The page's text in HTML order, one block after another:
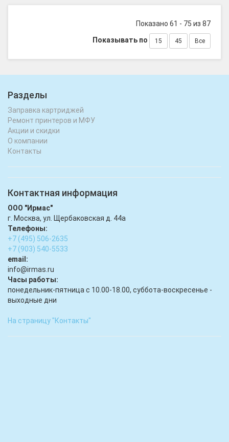
Показано 61 - 75 из 87
Показывать по
15 45 Все
Разделы
Заправка картриджей
Ремонт принтеров и МФУ
Акции и скидки
О компании
Контакты
Контактная информация
ООО "Ирмас"
г. Москва, ул. Щербаковская д. 44а
Телефоны:
+7 (495) 506-2635
+7 (903) 540-5533
email:
infо@irmas.ru
Часы работы:
понедельник-пятница с 10.00-18.00, суббота-воскресенье -
выходные дни
На страницу "Контакты"